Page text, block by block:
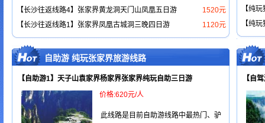
1520元
【长沙往返线路4】张家界黄龙洞天门山凤凰五日游
1120元
【长沙往返线路1】张家界凤凰古城洞三晚四日游
【纯
【纯
自助游 纯玩张家界旅游线路
【自助游1】天子山袁家界杨家界张家界纯玩自助三日游
价格:620元/人
此线路是目前自助游线路中最热门、驴
【自